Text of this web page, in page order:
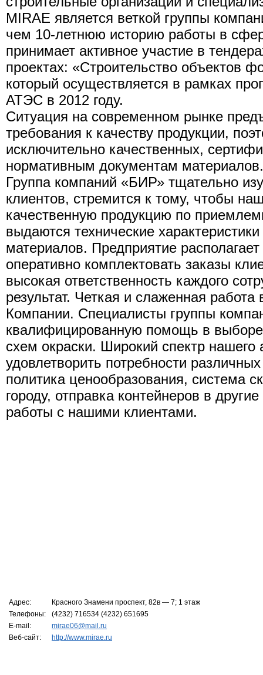
MIRAE является веткой группы
чем 10-летнюю историю работы в
принимает активное участие в
проектах: «Строительство объектов
который осуществляется в рамках
АТЭС в 2012 году.
Ситуация на современном рынке
требования к качеству продукции,
исключительно качественных,
нормативным документам материалов.
Группа компаний «БИР» тщательно
клиентов, стремится к тому, чтобы
качественную продукцию по
выдаются технические
материалов. Предприятие
оперативно комплектовать заказы
высокая ответственность каждого
результат. Четкая и слаженная работа
Компании. Специалисты группы
квалифицированную помощь в
схем окраски. Широкий спектр нашего
удовлетворить потребности
политика ценообразования, система
городу, отправка контейнеров в
работы с нашими клиентами.
Адрес:
Красного Знамени проспект, 82в — 7; 1 этаж
Телефоны:
(4232) 716534 (4232) 651695
E-mail:
mirae06@mail.ru
Веб-сайт:
http://www.mirae.ru